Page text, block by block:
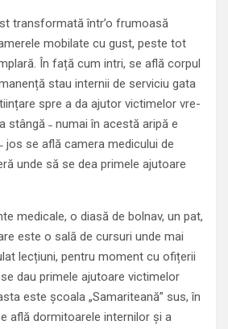
transformată într’o frumoasă
mobilate cu gust, peste tot
În față cum intri, se află corpul
stau internii de serviciu gata
spre a da ajutor victimelor vre-
stângă ˗ numai în acestă aripă e
jos se află camera medicului de
unde să se dea primele ajutoare
medicale, o diasă de bolnav, un pat,
este o sală de cursuri unde mai
lecțiuni, pentru moment cu ofițerii
dau primele ajutoare victimelor
este școala „Samariteană” sus, în
află dormitoarele internilor și a